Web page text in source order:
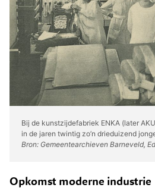
Bij de kunstzijdefabriek ENKA (later
in de jaren twintig zo’n drieduizend
Bron: Gemeentearchieven Barneveld,
Opkomst moderne industrie